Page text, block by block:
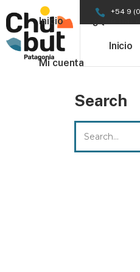
+54 9
Inicio
Inicio ¿Qué
Mi cuenta
Search
for: